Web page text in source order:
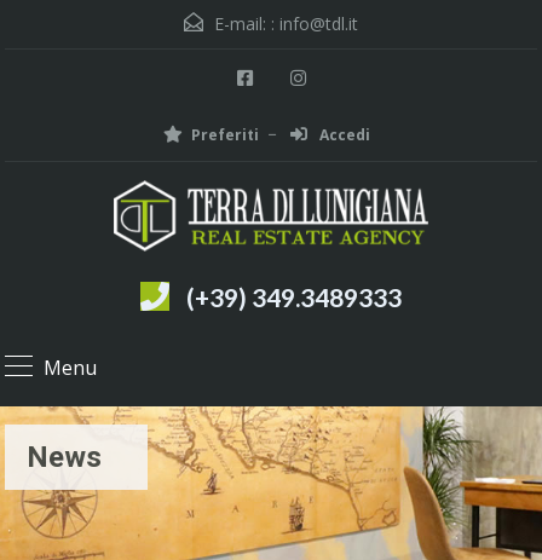
E-mail: : info@tdl.it
Preferiti Accedi
(+39) 349.3489333
Menu
News